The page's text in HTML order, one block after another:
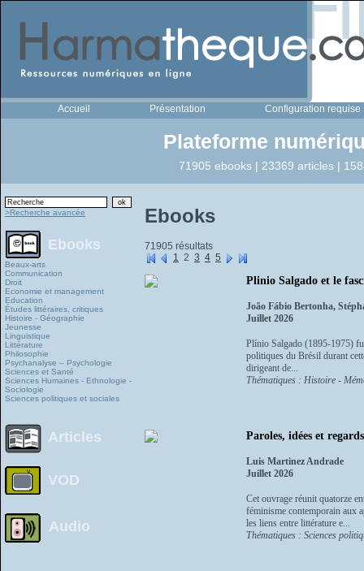
Accueil Présentation Configuration requise
Plateforme
71905 ebooks | 23369 articles |
>Recherche avancée
Ebooks
Beaux-arts
Communication
Droit
Economie et management
Education
Études littéraires, critiques
Histoire - Géographie
Jeunesse
Linguistique
Littérature
Philosophie
Psychanalyse – Psychologie
Sciences et Santé
Sciences Humaines - Ethnologie -
Sociologie
Sciences politiques et sociales
Articles
VOD
Audio
Ebooks
71905 résultats
1 2 3 4 5
Plinio Salgado et le
João Fábio Bertonha,
Juillet 2026
Plínio Salgado (1895-1975)
politiques du Brésil durant
dirigeant de...
Thématiques : Histoire -
Paroles, idées et
Luis Martinez Andrade
Juillet 2026
Cet ouvrage réunit quatorze
féminisme contemporain aux
les liens entre littérature e...
Thématiques : Sciences